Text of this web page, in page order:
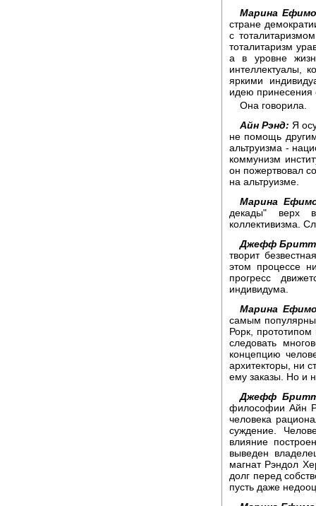
Марина
стране
с
тоталитаризм
а в уровне
интеллектуалы,
яркими
идею принесения
Она говорила.
Айн Рэнд: Я
не помощь
альтруизма -
коммунизм
он пожертвовал
на альтруизме.
Марина
декады" верх
коллективизма.
Джефф
творит
этом процессе
прогресс
индивидума.
Марина
самым
Рорк,
следовать
концепцию
архитекторы, ни
ему заказы. Но и
Джефф
философии Айн
человека
суждение.
влияние
выведен
магнат Рэндол
долг перед
пусть даже